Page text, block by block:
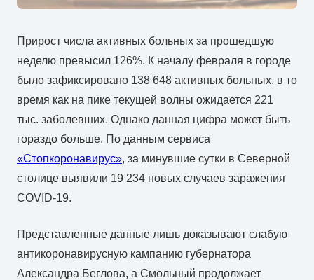
Прирост числа активных больных за прошедшую
неделю превысил 126%. К началу февраля в городе
было зафиксировано 138 648 активных больных, в то
время как на пике текущей волны ожидается 221
тыс. заболевших. Однако данная цифра может быть
гораздо больше. По данным сервиса
«Стопкоронавирус», за минувшие сутки в Северной
столице выявили 19 234 новых случаев заражения
COVID-19.
Представленные данные лишь доказывают слабую
антикоронавирусную кампанию губернатора
Александра Беглова, а Смольный продолжает